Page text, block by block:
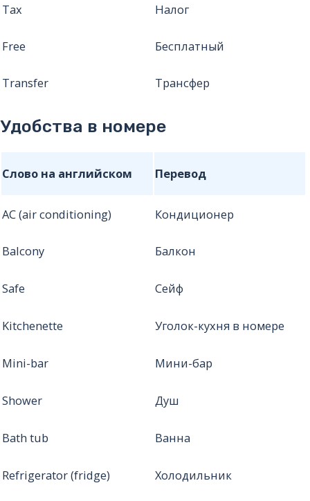
Tax Налог
Free Бесплатный
Transfer Трансфер
Удобства в номере
Слово на английском Перевод
AC (air conditioning) Кондиционер
Balcony Балкон
Safe Сейф
Kitchenette Уголок-кухня в номере
Mini-bar Мини-бар
Shower Душ
Bath tub Ванна
Refrigerator (fridge) Холодильник